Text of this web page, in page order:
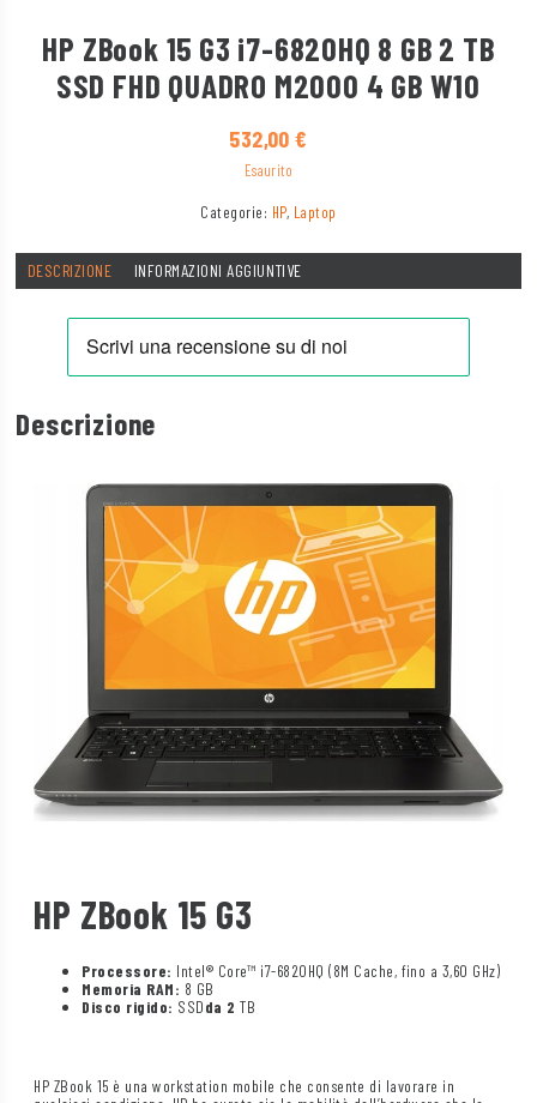
HP ZBook 15 G3 i7-6820HQ 8 GB 2 TB
SSD FHD QUADRO M2000 4 GB W10
532,00€
Esaurito
Categorie: HP, Laptop
DESCRIZIONE INFORMAZIONI AGGIUNTIVE
Descrizione
HP ZBook 15 G3
Processore: Intel® Core™ i7-6820HQ (8M Cache, fino a 3,60 GHz)
Memoria RAM: 8 GB
Disco rigido: SSDda 2TB
HP ZBook 15 è una workstation mobile che consente di lavorare in